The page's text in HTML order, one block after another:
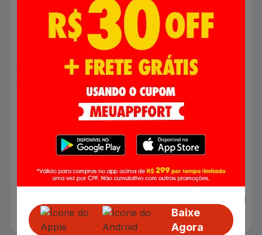
Whisky Escocês Johnnie
Walker Doub Black 1 Litro
R$ 312,05
Whisky Escocês Chivas
Royal Salute 700ml
R$ 1.190,90
Baixe
Agora